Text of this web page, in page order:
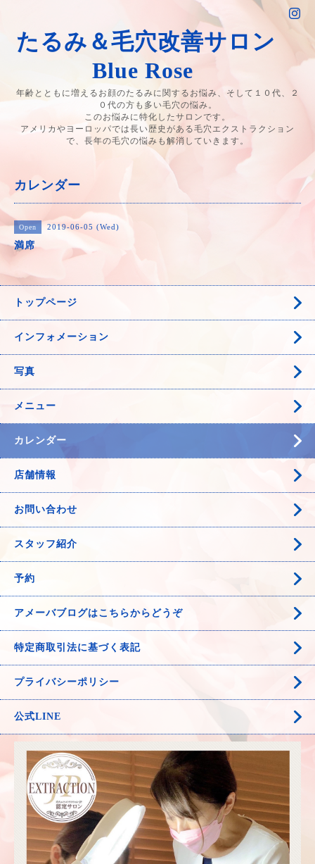
たるみ＆毛穴改善サロン
Blue Rose
年齢とともに増えるお顔のたるみに関するお悩み、そして１０代、２
０代の方も多い毛穴の悩み。
このお悩みに特化したサロンです。
アメリカやヨーロッパでは長い歴史がある毛穴エクストラクション
で、長年の毛穴の悩みも解消していきます。
カレンダー
Open 2019-06-05 (Wed)
満席
トップページ
インフォメーション
写真
メニュー
カレンダー
店舗情報
お問い合わせ
スタッフ紹介
予約
アメーバブログはこちらからどうぞ
特定商取引法に基づく表記
プライバシーポリシー
公式LINE